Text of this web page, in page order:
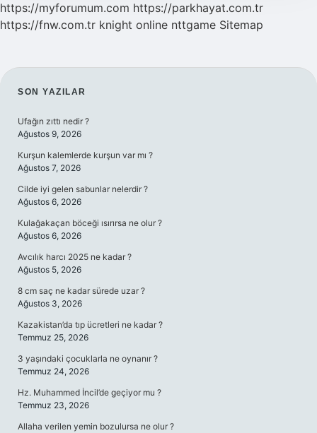
https://myforumum.com https://parkhayat.com.tr
https://fnw.com.tr knight online nttgame Sitemap
SIDEBAR
SON YAZILAR
Ufağın zıttı nedir ?
Ağustos 9, 2026
Kurşun kalemlerde kurşun var mı ?
Ağustos 7, 2026
Cilde iyi gelen sabunlar nelerdir ?
Ağustos 6, 2026
Kulağakaçan böceği ısırırsa ne olur ?
Ağustos 6, 2026
Avcılık harcı 2025 ne kadar ?
Ağustos 5, 2026
8 cm saç ne kadar sürede uzar ?
Ağustos 3, 2026
Kazakistan’da tıp ücretleri ne kadar ?
Temmuz 25, 2026
3 yaşındaki çocuklarla ne oynanır ?
Temmuz 24, 2026
Hz. Muhammed İncil’de geçiyor mu ?
Temmuz 23, 2026
Allaha verilen yemin bozulursa ne olur ?